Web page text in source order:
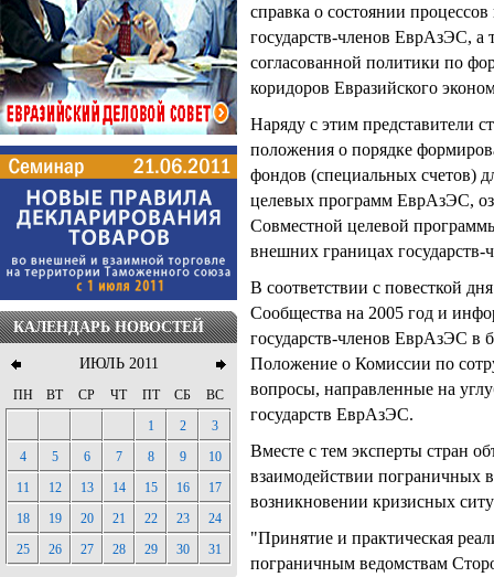
КАЛЕНДАРЬ НОВОСТЕЙ
ИЮЛЬ 2011
ПН ВТ СР ЧТ ПТ СБ
ВС
1
2
3
4
5 6 7 8 9
10
11
12 13 14 15 16
17
18
19 20 21 22 23
24
25
26 27 28 29 30 31
справка о состоянии
государств-членов ЕврАзЭС, а
согласованной политики по
коридоров Евразийского
Наряду с этим представители
положения о порядке
фондов (специальных счетов)
целевых программ ЕврАзЭС,
Совместной целевой
внешних границах
В соответствии с повесткой
Сообщества на 2005 год и
государств-членов ЕврАзЭС в
Положение о Комиссии по
вопросы, направленные на
государств ЕврАзЭС.
Вместе с тем эксперты стран
взаимодействии пограничных
возникновении кризисных
"Принятие и практическая
пограничным ведомствам